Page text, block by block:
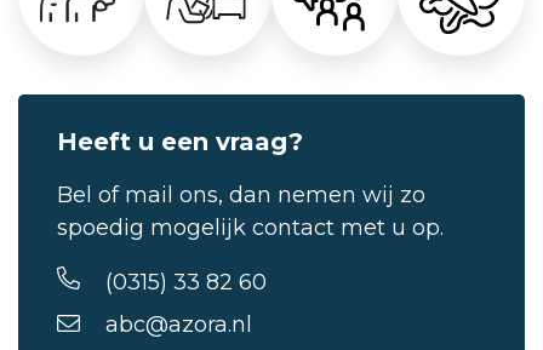
Heeft u een vraag?
Bel of mail ons, dan nemen wij zo
spoedig mogelijk contact met u op.
(0315) 33 82 60
abc@azora.nl